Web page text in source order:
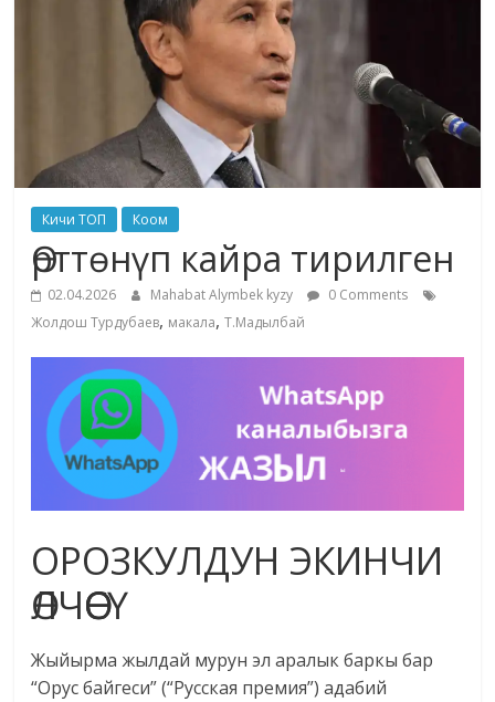
Кичи ТОП Коом
Өрттөнүп кайра тирилген
02.04.2026 Mahabat Alymbek kyzy
0 Comments
Жолдош Турдубаев, макала,Т.Мадылбай
ОРОЗКУЛДУН ЭКИНЧИ
ӨЛЧӨӨСҮ
Жыйырма жылдай мурун эл аралык баркы бар
“Орус байгеси” (“Русская премия”) адабий